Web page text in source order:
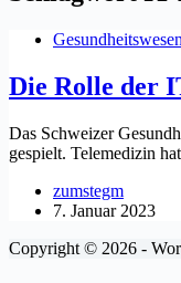
Die Rolle der
Das Schweizer
gespielt. Telemedizin
zumstegm
7. Januar 2023
Copyright © 2026 -